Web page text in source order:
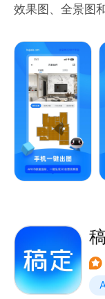
效果图、全景图
有大量装修设计
电脑版功能：
乐装修设计软件
App说明：
【装修效果图
景漫游效果图。
【家具模型】
【灵感图库】VR
图，全球精选软
【行业大咖】大
【个人主页】随